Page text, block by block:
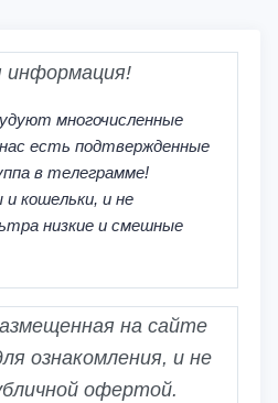
информация!
многочисленные
есть подтвержденные
в телеграмме!
кошельки, и не
низкие и смешные
на сайте
ознакомления, и не
офертой.